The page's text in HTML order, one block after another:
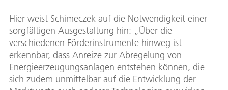
Hier weist Schimeczek auf die Notwendigkeit einer
sorgfältigen Ausgestaltung hin: „Über die
verschiedenen Förderinstrumente hinweg ist
erkennbar, dass Anreize zur Abregelung von
Energieerzeugungsanlagen entstehen können, die
sich zudem unmittelbar auf die Entwicklung der